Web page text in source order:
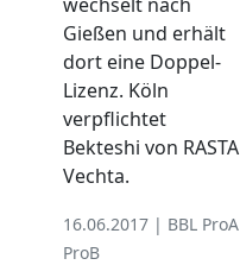
Gießen und erhält
dort eine Doppel-
Lizenz. Köln
verpflichtet
Bekteshi von RASTA
Vechta.
16.06.2017 | BBL ProA
ProB